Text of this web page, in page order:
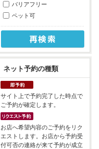
バリアフリー
ペット可
ネット予約の種類
サイト上で予約完了した時点で
ご予約が確定します。
お店へ希望内容のご予約をリク
エストします。お店から予約受
付可否の連絡が来て予約が成立